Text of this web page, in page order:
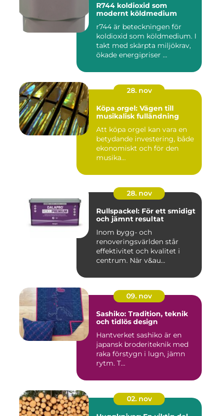
R744 koldioxid som
modernt köldmedium
r744 är beteckningen för
koldioxid som köldmedium. I
takt med skärpta miljökrav,
ökade energipriser ...
28. nov
Köpa orgel: Vägen till
musikalisk fulländning
Att köpa orgel kan vara en
betydande investering, både
ekonomiskt och för den
musika...
28. nov
Rullspackel: För ett smidigt
och jämnt resultat
Inom bygg- och
renoveringsvärlden står
effektivitet och kvalitet i
centrum. När v&au...
09. nov
Sashiko: Tradition, teknik
och tidlös design
Hantverket sashiko är en
japansk broderiteknik med
raka förstygn i lugn, jämn
rytm. T...
02. nov